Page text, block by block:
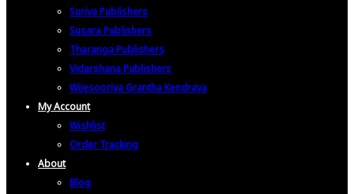
Suriya Publishers
Susara Publishers
Tharanga Publishers
Vidarshana Publishers
Wijesooriya Grantha Kendraya
My Account
Wishlist
Order Tracking
About
Blog